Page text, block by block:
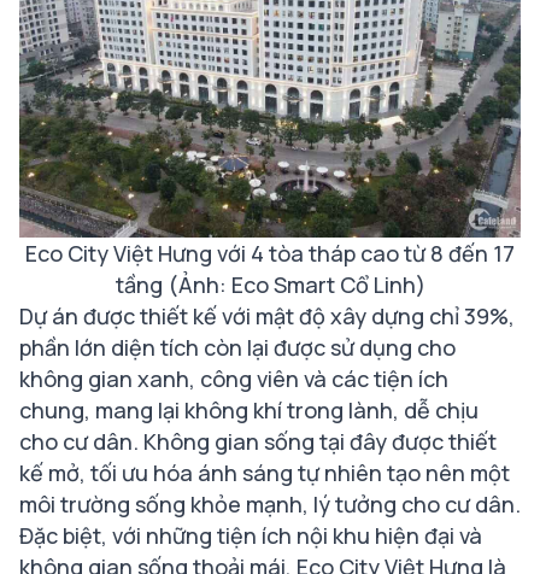
Eco City Việt Hưng với 4 tòa tháp cao từ 8 đến 17
tầng (Ảnh: Eco Smart Cổ Linh)
Dự án được thiết kế với mật độ xây dựng chỉ 39%,
phần lớn diện tích còn lại được sử dụng cho
không gian xanh, công viên và các tiện ích
chung, mang lại không khí trong lành, dễ chịu
cho cư dân. Không gian sống tại đây được thiết
kế mở, tối ưu hóa ánh sáng tự nhiên tạo nên một
môi trường sống khỏe mạnh, lý tưởng cho cư dân.
Đặc biệt, với những tiện ích nội khu hiện đại và
không gian sống thoải mái, Eco City Việt Hưng là